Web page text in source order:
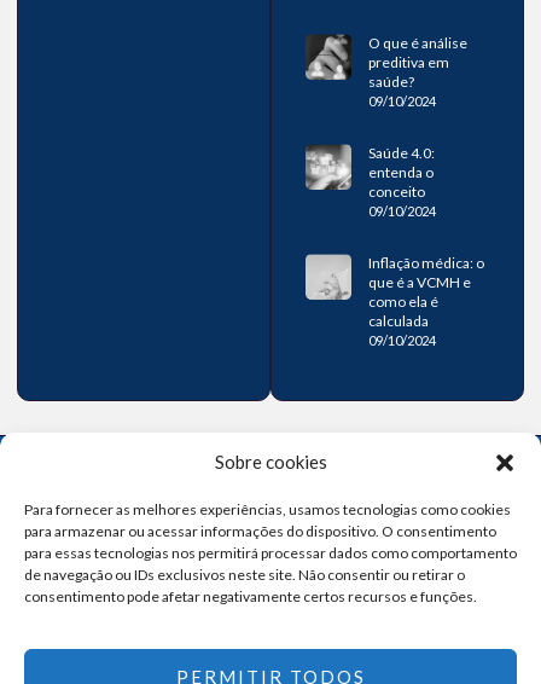
Sobre cookies
Para fornecer as melhores experiências, usamos tecnologias como cookies
para armazenar ou acessar informações do dispositivo. O consentimento
para essas tecnologias nos permitirá processar dados como comportamento
de navegação ou IDs exclusivos neste site. Não consentir ou retirar o
consentimento pode afetar negativamente certos recursos e funções.
PERMITIR TODOS
O que é análise
preditiva em
saúde?
09/10/2024
Saúde 4.0:
entenda o
conceito
09/10/2024
Inflação médica: o
que é a VCMH e
como ela é
calculada
09/10/2024
Contribuindo para um sistema de saúde mais eficiente!
Links